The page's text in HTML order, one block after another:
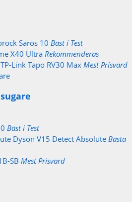
Saros 10 Bäst i Test
X40 Ultra Rekommenderas
TP-Link Tapo RV30 Max Mest Prisvärd
Bäst i Test
Dyson V15 Detect Absolute Bästa
SB Mest Prisvärd